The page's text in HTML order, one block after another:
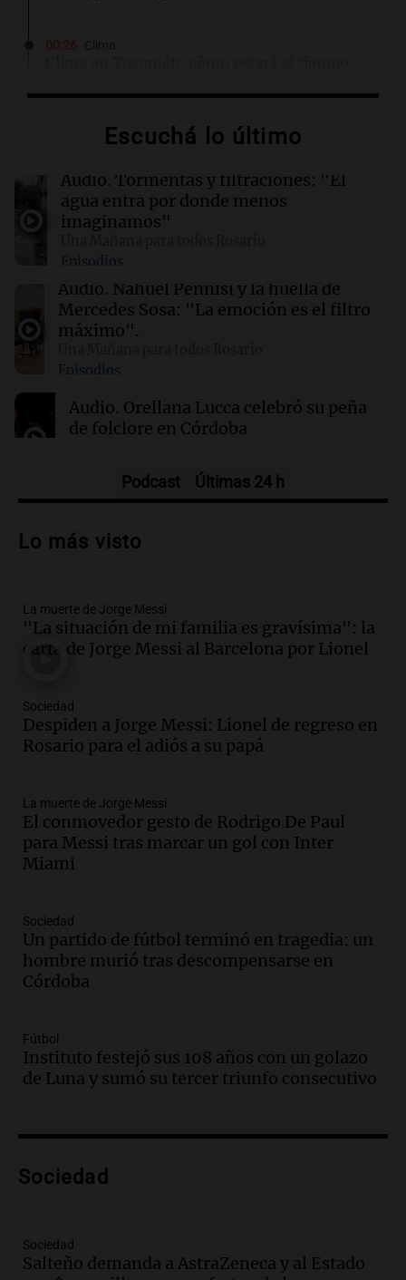
Clima
este domingo 9 de agosto
00:16 Clima
domingo 9 de agosto
00:10 Clima
Clima en Rosario: cómo estará el tiempo este
Escuchá lo último
Audio. Tormentas y filtraciones: "El
agua entra por donde menos
imaginamos"
Episodios
Audio. Nahuel Pennisi y la huella de
Mercedes Sosa: "La emoción es el filtro
máximo".
Episodios
Audio. Orellana Lucca celebró su peña
de folclore en Córdoba
Audio.Trágico accidente en Mendoza:
vehículos desde un puente
Audio.Tragedia en Mendoza: un muerto
y cinco heridos tras caer dos autos desde
un puente
Episodios
Audio.Messi llegará esta noche a
Rosario para acompañar a su familia
Episodios
Audio.Ley de Propiedad Privada: el revés
en el Congreso expuso una debilidad
comunicacional del Gobierno
Episodios
Audio.Casabindo se prepara para una
celebración única: 30.000 turistas y el
tradicional Toreo de la Vincha
Audio.Borges, abogada de Pourrain:
"Tres hombres se lo llevaron para
hacerle preguntas y nunca regresó"
Episodios
metros del río Suquía y retiraron hasta
Episodios
Audio.La historia de la servilleta que
Podcast Últimas 24 h
Lo más visto
La muerte de Jorge Messi
"La situación de mi familia es gravísima": la
carta de Jorge Messi al Barcelona por Lionel
Sociedad
Despiden a Jorge Messi: Lionel de regreso en
Rosario para el adiós a su papá
La muerte de Jorge Messi
El conmovedor gesto de Rodrigo De Paul
para Messi tras marcar un gol con Inter
Miami
Sociedad
Un partido de fútbol terminó en tragedia: un
hombre murió tras descompensarse en
Córdoba
Fútbol
Instituto festejó sus 108 años con un golazo
de Luna y sumó su tercer triunfo consecutivo
Sociedad
Sociedad
Salteño demanda a AstraZeneca y al Estado